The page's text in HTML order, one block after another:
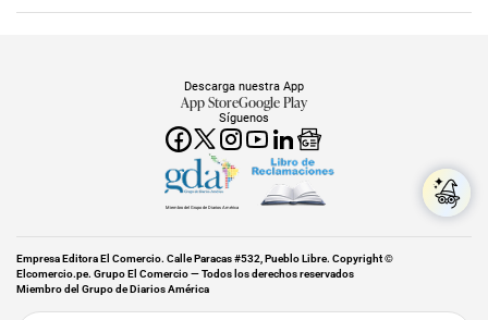
Síguenos
Descarga nuestra App
App StoreGoogle Play
Miembro del Grupo de Diarios América
Empresa Editora El Comercio. Calle Paracas #532, Pueblo Libre. Copyright ©
Elcomercio.pe. Grupo El Comercio — Todos los derechos reservados
Miembro del Grupo de Diarios América